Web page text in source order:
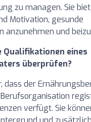
zu managen. Sie
Motivation, gesunde
anzunehmen und
Qualifikationen eines
überprüfen?
dass der
verfügt. Sie